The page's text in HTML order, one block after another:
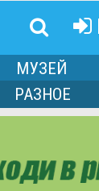
МУЗЕЙ
РАЗНОЕ